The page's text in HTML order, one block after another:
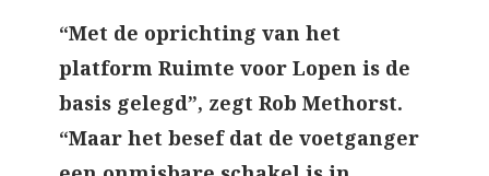
“Met de oprichting van het
platform Ruimte voor Lopen is de
basis gelegd”, zegt Rob Methorst.
“Maar het besef dat de voetganger